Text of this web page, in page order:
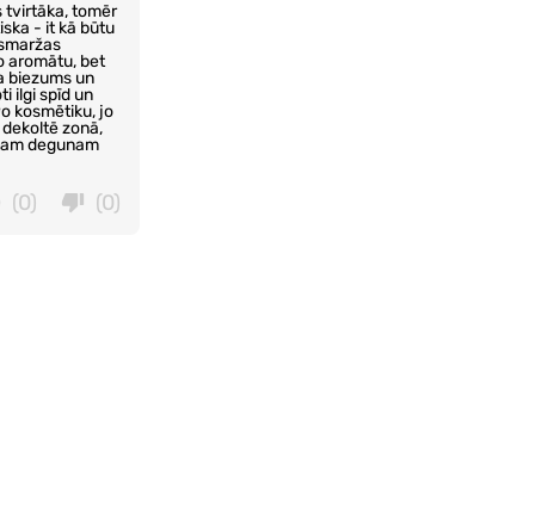
tvirtāka, tomēr
- it kā būtu
aromātu, bet
biezums un
ilgi spīd un
kosmētiku, jo
zonā,
degunam
(0)
(0)